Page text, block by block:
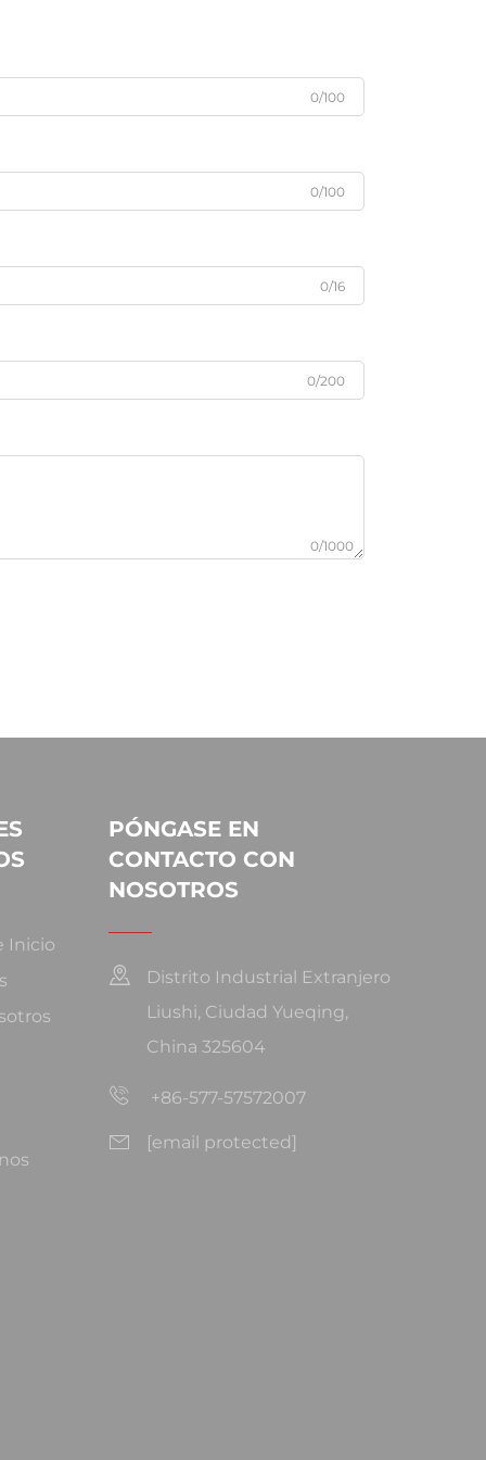
0/100
0/100
0/16
0/200
0/1000
Inicio
PÓNGASE EN
CONTACTO CON
NOSOTROS
Distrito Industrial Extranjero
Liushi, Ciudad Yueqing,
China 325604
+86-577-57572007
[email protected]